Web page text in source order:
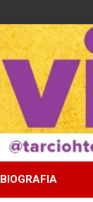
BIOGRAFIA